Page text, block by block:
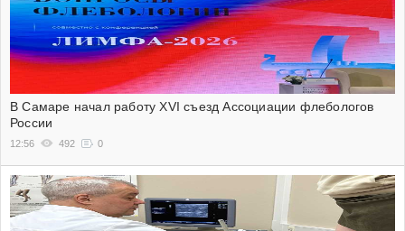
В Самаре начал работу XVI съезд Ассоциации флебологов
России
12:56 492 0